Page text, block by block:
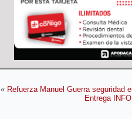
« Refuerza Manuel Guerra seguridad
Entrega